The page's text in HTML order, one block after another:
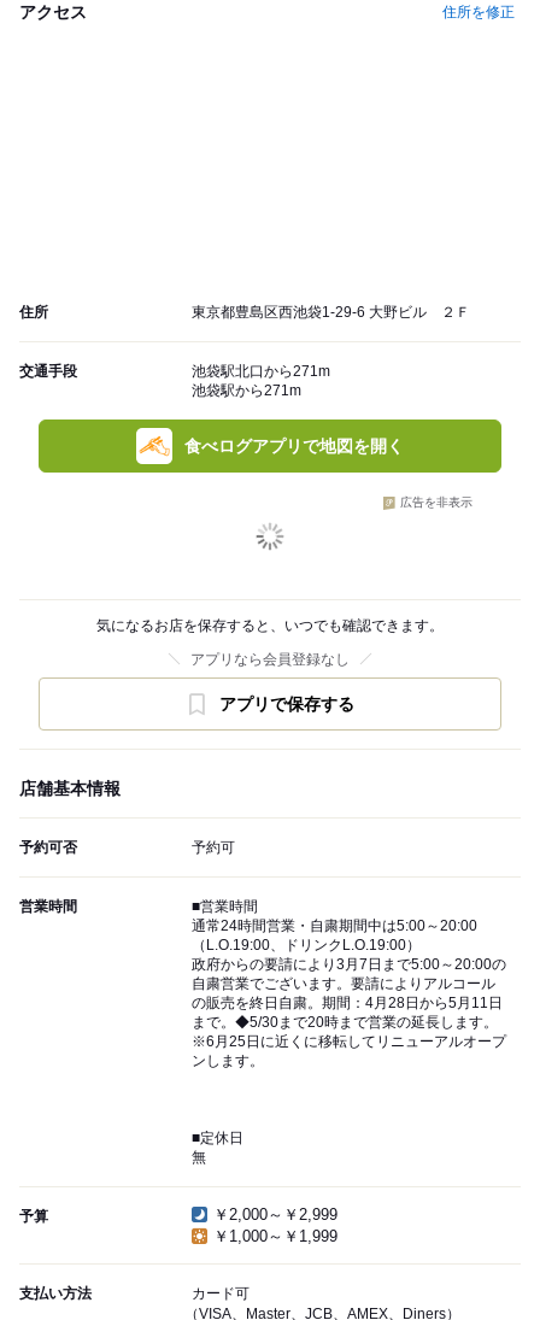
アクセス 住所を修正
住所 東京都豊島区西池袋1-29-6 大野ビル ２Ｆ
交通手段
池袋駅北口から271m
池袋駅から271m
食べログアプリで地図を開く
広告を非表示
気になるお店を保存すると、いつでも確認できます。
アプリなら会員登録なし
アプリで保存する
店舗基本情報
予約可否 予約可
営業時間
■営業時間
通常24時間営業・自粛期間中は5:00～20:00
（L.O.19:00、ドリンクL.O.19:00）
政府からの要請により3月7日まで5:00～20:00の
自粛営業でございます。要請によりアルコール
の販売を終日自粛。期間：4月28日から5月11日
まで。◆5/30まで20時まで営業の延長します。
※6月25日に近くに移転してリニューアルオープ
ンします。
■定休日
無
予算
￥2,000～￥2,999
￥1,000～￥1,999
支払い方法
カード可
（VISA、Master、JCB、AMEX、Diners）